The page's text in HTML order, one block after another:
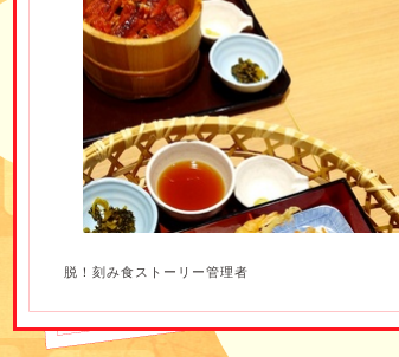
脱！刻み食ストーリー管理者